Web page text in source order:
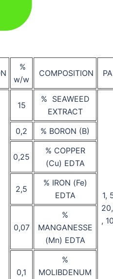
%
w/w
COMPOSITION
15
% SEAWEED
EXTRACT
1,
,
0,2 % BORON (B)
0,25
% COPPER
(Cu) EDTA
2,5
% IRON (Fe)
EDTA
0,07
%
MANGANESSE
(Mn) EDTA
0,1
%
MOLIBDENUM